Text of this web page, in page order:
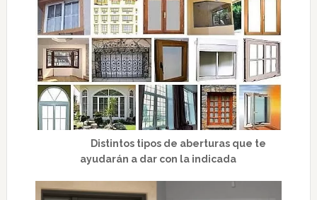
Distintos tipos de aberturas que te
ayudarán a dar con la indicada